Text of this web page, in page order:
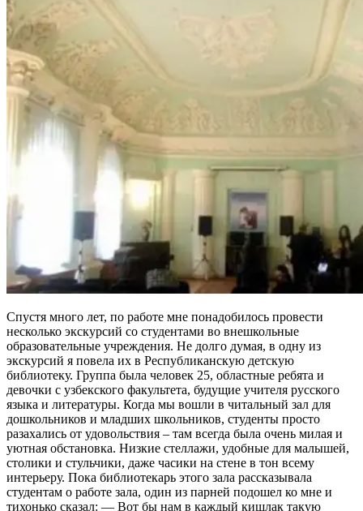
Спустя много лет, по работе мне понадобилось провести
несколько экскурсий со студентами во внешкольные
образовательные учреждения. Не долго думая, в одну из
экскурсий я повела их в Республиканскую детскую
библиотеку. Группа была человек 25, областные ребята и
девочки с узбекского факультета, будущие учителя русского
языка и литературы. Когда мы вошли в читальный зал для
дошкольников и младших школьников, студенты просто
разахались от удовольствия – там всегда была очень милая и
уютная обстановка. Низкие стеллажи, удобные для малышей,
столики и стульчики, даже часики на стене в тон всему
интерьеру. Пока библиотекарь этого зала рассказывала
студентам о работе зала, один из парней подошел ко мне и
тихонько сказал: — Вот бы нам в каждый кишлак такую